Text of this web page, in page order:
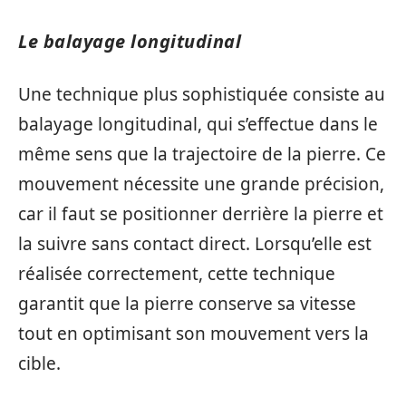
Le balayage longitudinal
Une technique plus sophistiquée consiste au
balayage longitudinal, qui s’effectue dans le
même sens que la trajectoire de la pierre. Ce
mouvement nécessite une grande précision,
car il faut se positionner derrière la pierre et
la suivre sans contact direct. Lorsqu’elle est
réalisée correctement, cette technique
garantit que la pierre conserve sa vitesse
tout en optimisant son mouvement vers la
cible.